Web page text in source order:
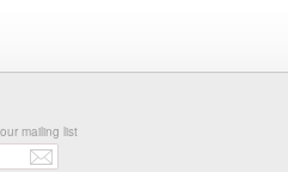
mailing list